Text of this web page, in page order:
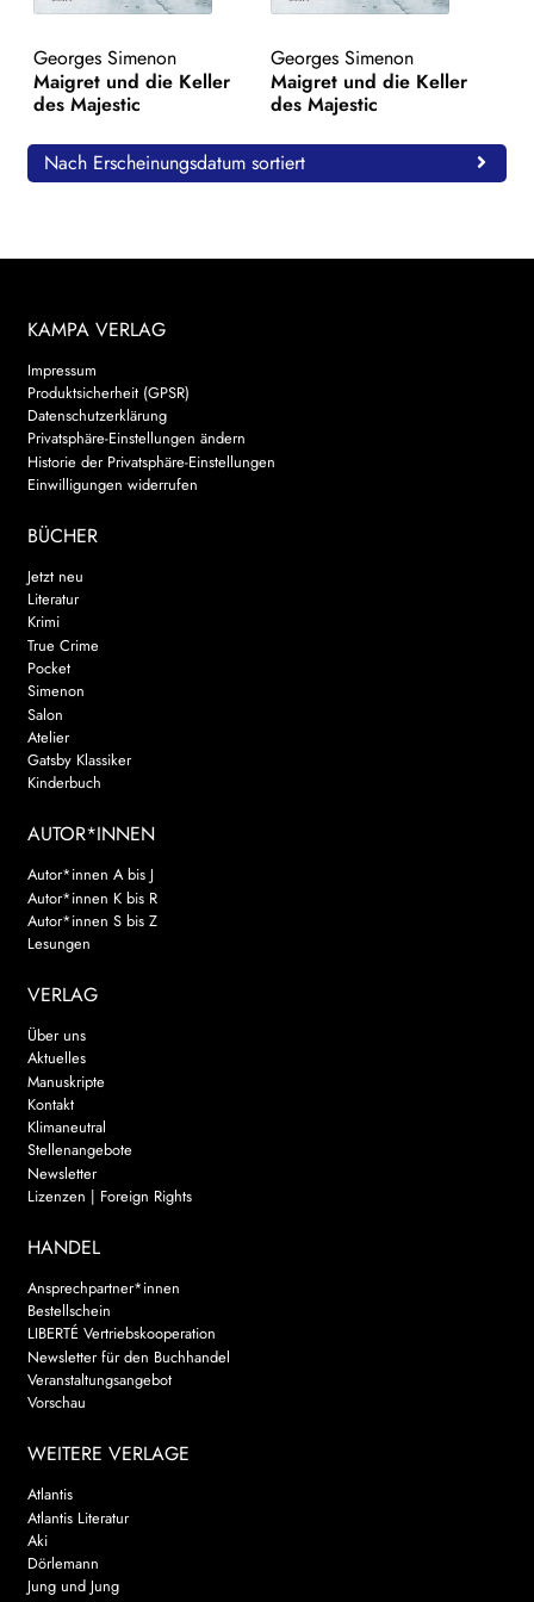
Georges Simenon
Maigret und die Keller
des Majestic
Georges Simenon
Maigret und die Keller
des Majestic
Nach Erscheinungsdatum sortiert
KAMPA VERLAG
Impressum
Produktsicherheit (GPSR)
Datenschutzerklärung
Privatsphäre-Einstellungen ändern
Historie der Privatsphäre-Einstellungen
Einwilligungen widerrufen
BÜCHER
Jetzt neu
Literatur
Krimi
True Crime
Pocket
Simenon
Salon
Atelier
Gatsby Klassiker
Kinderbuch
AUTOR*INNEN
Autor*innen A bis J
Autor*innen K bis R
Autor*innen S bis Z
Lesungen
VERLAG
Über uns
Aktuelles
Manuskripte
Kontakt
Klimaneutral
Stellenangebote
Newsletter
Lizenzen | Foreign Rights
HANDEL
Ansprechpartner*innen
Bestellschein
LIBERTÉ Vertriebskooperation
Newsletter für den Buchhandel
Veranstaltungsangebot
Vorschau
WEITERE VERLAGE
Atlantis
Atlantis Literatur
Aki
Dörlemann
Jung und Jung